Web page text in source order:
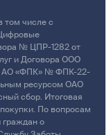
том числе с
№ ЦПР-1282 от
и Договора ООО
АО «ФПК» № ФПК-22-
ресурсом ОАО
сбор. Итоговая
По вопросам
граждан о